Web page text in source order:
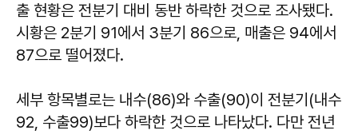
출 현황은 전분기 대비 동반 하락한 것으로 조사됐다.
시황은 2분기 91에서 3분기 86으로, 매출은 94에서
87으로 떨어졌다.
세부 항목별로는 내수(86)와 수출(90)이 전분기(내수
92, 수출99)보다 하락한 것으로 나타났다. 다만 전년